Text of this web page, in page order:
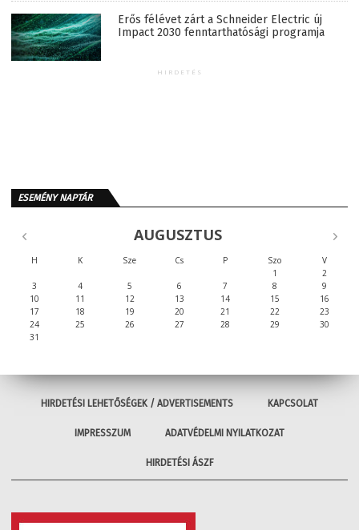
Erős félévet zárt a Schneider Electric új
Impact 2030 fenntarthatósági programja
HIRDETÉS
ESEMÉNY NAPTÁR
AUGUSZTUS
H K Sze Cs P Szo
V
1
2
3
4 5 6 7 8
9
10
11 12 13 14 15
16
17
18 19 20 21 22
23
24
25 26 27 28 29
30
31
HIRDETÉSI LEHETŐSÉGEK / ADVERTISEMENTS KAPCSOLAT
IMPRESSZUM ADATVÉDELMI NYILATKOZAT
HIRDETÉSI ÁSZF